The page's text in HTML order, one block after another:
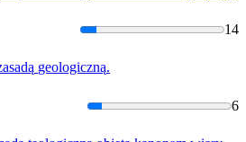
14
geologiczną.
6